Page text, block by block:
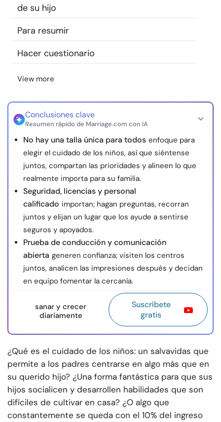
Encuentra un terapeuta
Idioma ES
Sobre nosotros
© Copyright 2026. Todos los derechos reservados.
de su hijo
Para resumir
Hacer cuestionario
View more
Conclusiones clave
Resumen rápido de Marriage.com con IA
No hay una talla única para todos enfoque para
elegir el cuidado de los niños, así que siéntense
juntos, compartan las prioridades y alineen lo que
realmente importa para su familia.
Seguridad, licencias y personal
calificado importan; hagan preguntas, recorran
juntos y elijan un lugar que los ayude a sentirse
seguros y apoyados.
Prueba de conducción y comunicación
abierta generen confianza; visiten los centros
juntos, analicen las impresiones después y decidan
en equipo fomentar la cercanía.
sanar y crecer
diariamente
Suscríbete
gratis
¿Qué es el cuidado de los niños: un salvavidas que
permite a los padres centrarse en algo más que en
su querido hijo? ¿Una forma fantástica para que sus
hijos socialicen y desarrollen habilidades que son
difíciles de cultivar en casa? ¿O algo que
constantemente se queda con el 10% del ingreso